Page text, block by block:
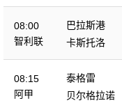
08:00
智利联
巴拉斯港
卡斯托洛
08:15
阿甲
泰格雷
贝尔格拉诺